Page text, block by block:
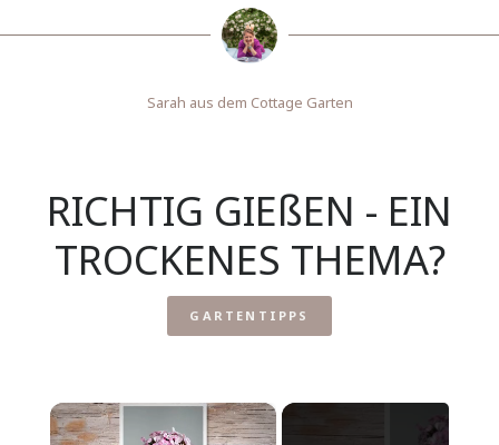
Sarah aus dem Cottage Garten
RICHTIG GIEßEN - EIN
TROCKENES THEMA?
GARTENTIPPS
×